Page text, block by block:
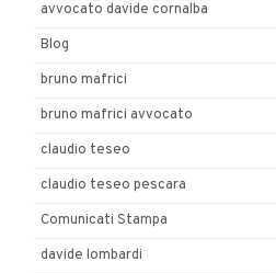
avvocato davide cornalba
Blog
bruno mafrici
bruno mafrici avvocato
claudio teseo
claudio teseo pescara
Comunicati Stampa
davide lombardi